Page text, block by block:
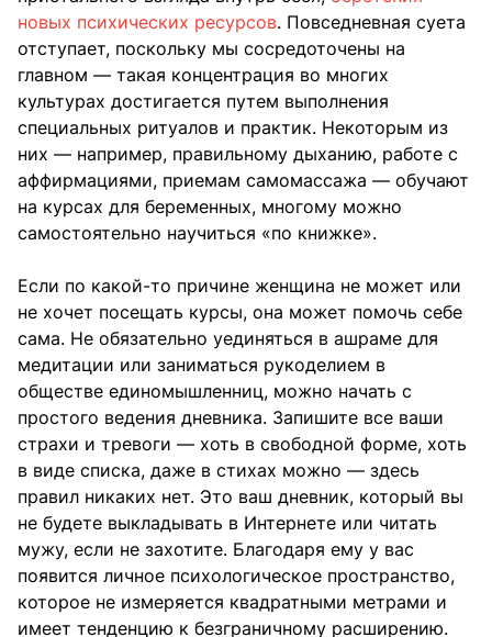
новых психических ресурсов. Повседневная суета
отступает, поскольку мы сосредоточены на
главном — такая концентрация во многих
культурах достигается путем выполнения
специальных ритуалов и практик. Некоторым из
них — например, правильному дыханию, работе с
аффирмациями, приемам самомассажа — обучают
на курсах для беременных, многому можно
самостоятельно научиться «по книжке».
Если по какой-то причине женщина не может или
не хочет посещать курсы, она может помочь себе
сама. Не обязательно уединяться в ашраме для
медитации или заниматься рукоделием в
обществе единомышленниц, можно начать с
простого ведения дневника. Запишите все ваши
страхи и тревоги — хоть в свободной форме, хоть
в виде списка, даже в стихах можно — здесь
правил никаких нет. Это ваш дневник, который вы
не будете выкладывать в Интернете или читать
мужу, если не захотите. Благодаря ему у вас
появится личное психологическое пространство,
которое не измеряется квадратными метрами и
имеет тенденцию к безграничному расширению.